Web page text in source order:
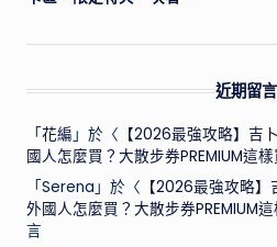
近期留言
「 花編 」於〈 【2026最強攻略】吉
國人怎麼買？大散步券PREMIUM這
「 Serena 」於〈 【2026最強攻略
外國人怎麼買？大散步券PREMIUM
言